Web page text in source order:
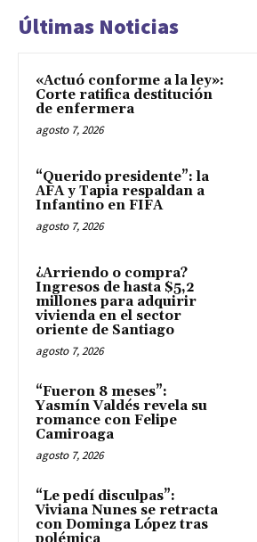
Últimas Noticias
«Actuó conforme a la ley»:
Corte ratifica destitución
de enfermera
agosto 7, 2026
“Querido presidente”: la
AFA y Tapia respaldan a
Infantino en FIFA
agosto 7, 2026
¿Arriendo o compra?
Ingresos de hasta $5,2
millones para adquirir
vivienda en el sector
oriente de Santiago
agosto 7, 2026
“Fueron 8 meses”:
Yasmín Valdés revela su
romance con Felipe
Camiroaga
agosto 7, 2026
“Le pedí disculpas”:
Viviana Nunes se retracta
con Dominga López tras